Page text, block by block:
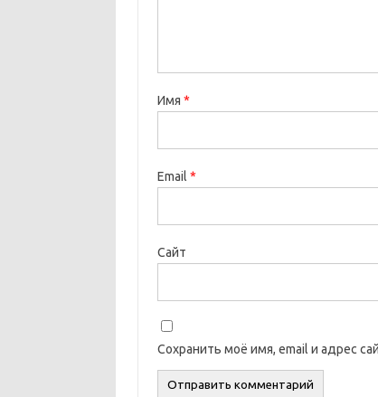
Имя *
Email *
Сайт
Сохранить моё имя, email и адрес